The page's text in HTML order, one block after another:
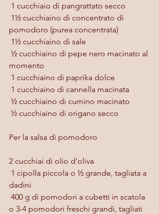
1 cucchiaio di pangrattato secco
1½ cucchiaino di concentrato di
pomodoro (purea concentrata)
1½ cucchiaino di sale
½ cucchiaino di pepe nero macinato al
momento
1 cucchiaino di paprika dolce
1 cucchiaino di cannella macinata
½ cucchiaino di cumino macinato
½ cucchiaino di origano secco
Per la salsa di pomodoro
2 cucchiai di olio d'oliva
1 cipolla piccola o ½ grande, tagliata a
dadini
400 g di pomodori a cubetti in scatola
o 3-4 pomodori freschi grandi, tagliati